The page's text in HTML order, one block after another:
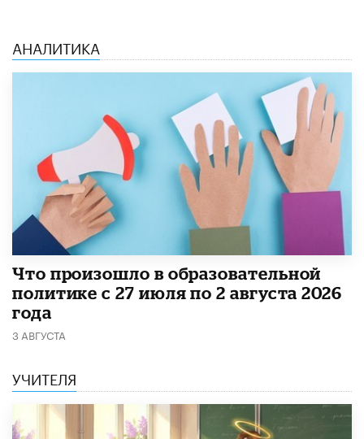
АНАЛИТИКА
​Что произошло в образовательной
политике с 27 июля по 2 августа 2026
года
3 АВГУСТА
УЧИТЕЛЯ